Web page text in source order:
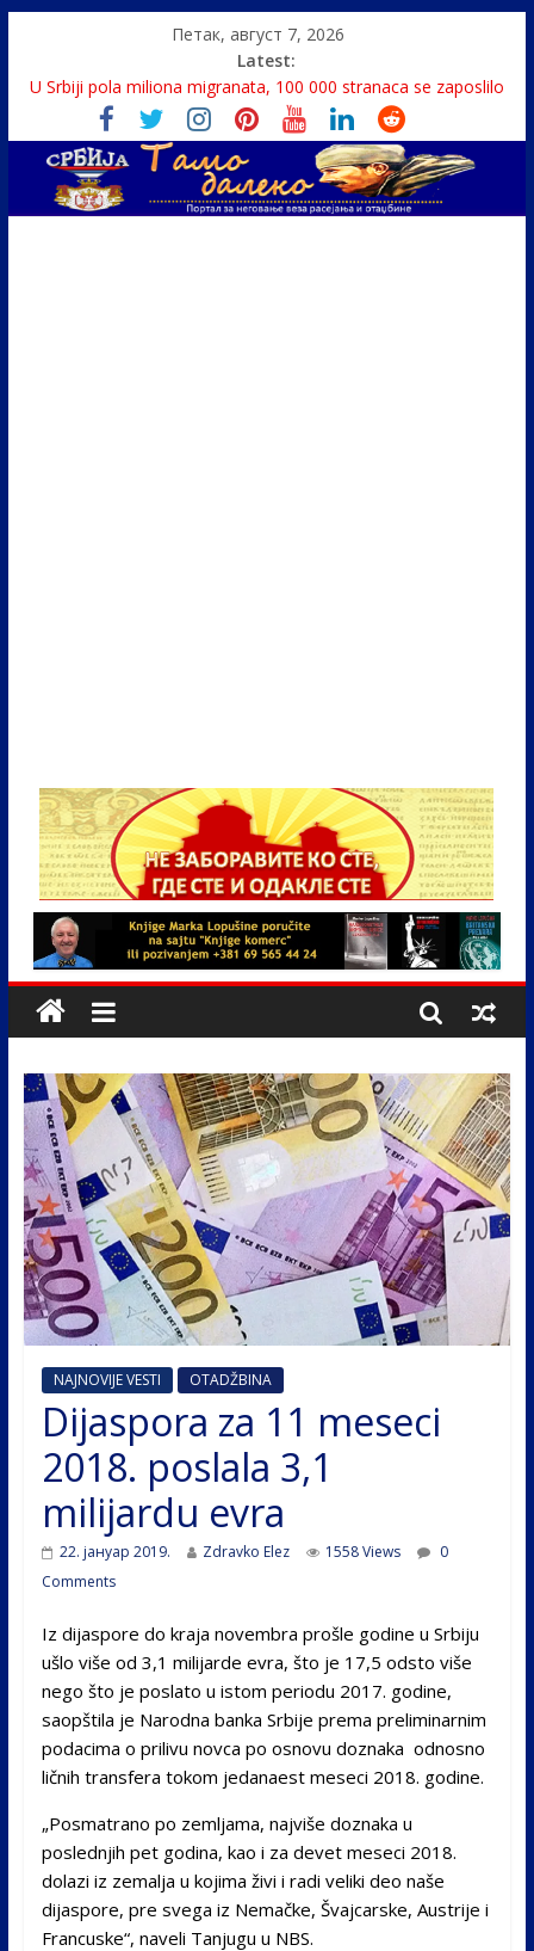
Петак, август 7, 2026
Latest:
U Srbiji pola miliona migranata, 100 000 stranaca se zaposlilo
Како је „Господар књига“ проглашен народним
непријатељем
Čije je pravo na istinu o Nikoli Tesli?
Srbin zaspao na Dunavu, reka ga odnela u Rumuniju
Politika i seks glavne teme srpskih medija
NAJNOVIJE VESTI OTADŽBINA
Dijaspora za 11 meseci
2018. poslala 3,1
milijardu evra
22. јануар 2019. Zdravko Elez 1558 Views
0
Comments
Iz dijaspore do kraja novembra prošle godine u Srbiju
ušlo više od 3,1 milijarde evra, što je 17,5 odsto više
nego što je poslato u istom periodu 2017. godine,
saopštila je Narodna banka Srbije prema preliminarnim
podacima o prilivu novca po osnovu doznaka odnosno
ličnih transfera tokom jedanaest meseci 2018. godine.
„Posmatrano po zemljama, najviše doznaka u
poslednjih pet godina, kao i za devet meseci 2018.
dolazi iz zemalja u kojima živi i radi veliki deo naše
dijaspore, pre svega iz Nemačke, Švajcarske, Austrije i
Francuske“, naveli Tanjugu u NBS.